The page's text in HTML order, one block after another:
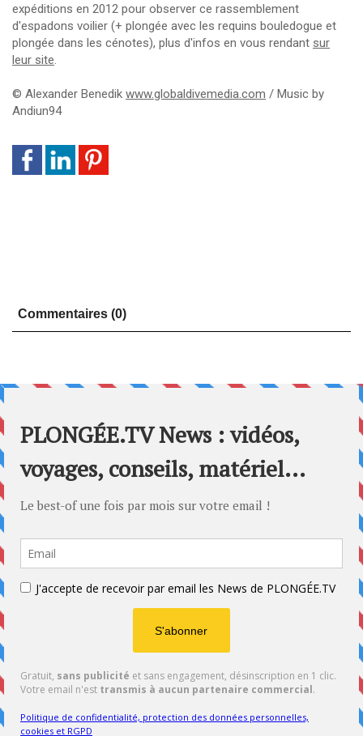
expéditions en 2012 pour observer ce rassemblement
d'espadons voilier (+ plongée avec les requins bouledogue et
plongée dans les cénotes), plus d'infos en vous rendant sur
leur site.
© Alexander Benedik www.globaldivemedia.com / Music by
Andiun94
Commentaires (0)